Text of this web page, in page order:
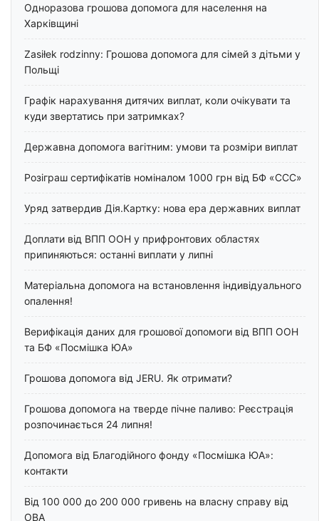
Одноразова грошова допомога для населення на
Харківщині
Zasiłek rodzinny: Грошова допомога для сімей з дітьми у
Польщі
Графік нарахування дитячих виплат, коли очікувати та
куди звертатись при затримках?
Державна допомога вагітним: умови та розміри виплат
Розіграш сертифікатів номіналом 1000 грн від БФ «ССС»
Уряд затвердив Дія.Картку: нова ера державних виплат
Доплати від ВПП ООН у прифронтових областях
припиняються: останні виплати у липні
Матеріальна допомога на встановлення індивідуального
опалення!
Верифікація даних для грошової допомоги від ВПП ООН
та БФ «Посмішка ЮА»
Грошова допомога від JERU. Як отримати?
Грошова допомога на тверде пічне паливо: Реєстрація
розпочинається 24 липня!
Допомога від Благодійного фонду «Посмішка ЮА»:
контакти
Від 100 000 до 200 000 гривень на власну справу від
ОВА